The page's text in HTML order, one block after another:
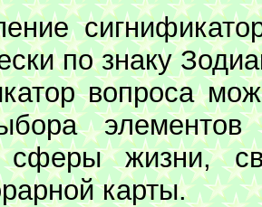
по знаку
вопроса
сферы жизни,
карты.